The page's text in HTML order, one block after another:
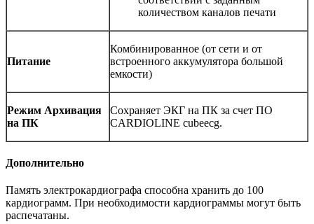
количеством каналов печати
Питание
Комбинированное (от сети и от
встроенного аккумулятора большой
емкости)
Режим Архивация
на ПК
Сохраняет ЭКГ на ПК за счет ПО
CARDIOLINE cubeecg.
Дополнительно
Память электрокардиографа способна хранить до 100
кардиограмм. При необходимости кардиограммы могут быть
распечатаны.